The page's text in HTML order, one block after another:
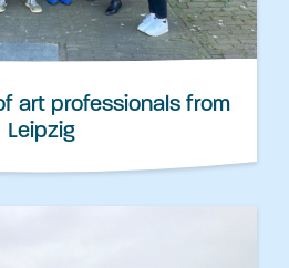
art professionals from
Leipzig